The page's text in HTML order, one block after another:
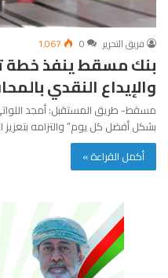
فريق التحرير
0 1٬067
بنك مسقط ينفذ خطة
والإيداع النقدي
مسقط- طريق المستقبل: أمجد
بشكل أفضل كل يوم” والتزامه
أكمل القراءة »